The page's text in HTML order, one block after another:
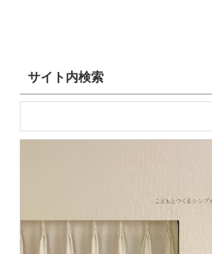
サイト内検索